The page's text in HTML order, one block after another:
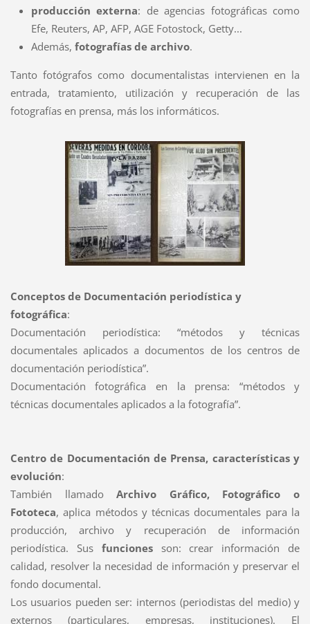
producción externa: de agencias fotográficas como
Efe, Reuters, AP, AFP, AGE Fotostock, Getty...
Además, fotografías de archivo.
Tanto fotógrafos como documentalistas intervienen en la
entrada, tratamiento, utilización y recuperación de las
fotografías en prensa, más los informáticos.
Conceptos de Documentación periodística y
fotográfica:
Documentación periodística: “métodos y técnicas
documentales aplicados a documentos de los centros de
documentación periodística”.
Documentación fotográfica en la prensa: “métodos y
técnicas documentales aplicados a la fotografía”.
Centro de Documentación de Prensa, características y
evolución:
También llamadoArchivo Gráfico, Fotográfico o
Fototeca, aplica métodos y técnicas documentales para la
producción, archivo y recuperación de información
periodística. Sus funciones son: crear información de
calidad, resolver la necesidad de información y preservar el
fondo documental.
Los usuarios pueden ser: internos (periodistas del medio) y
externos (particulares, empresas, instituciones). El